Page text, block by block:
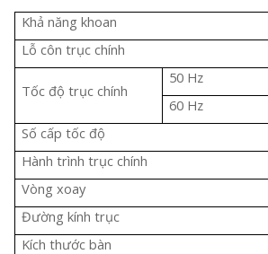
Khả năng khoan
Lỗ côn trục chính
Tốc độ trục chính
50 Hz
60 Hz
Số cấp tốc độ
Hành trình trục chính
Vòng xoay
Đường kính trục
Kích thước bàn